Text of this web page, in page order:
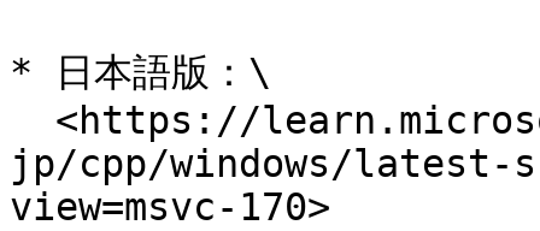
* 日本語版：\
jp/cpp/windows/latest-
view=msvc-170>